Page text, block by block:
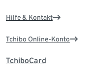
Hilfe & Kontakt
Tchibo Online-Konto
TchiboCard